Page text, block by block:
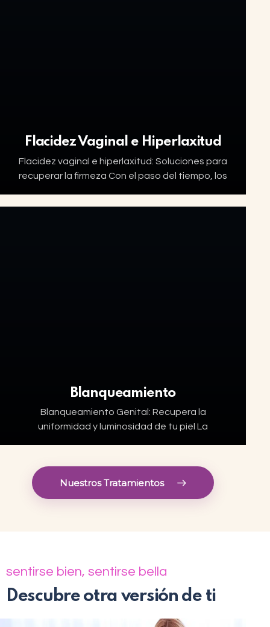
Flacidez Vaginal e Hiperlaxitud
Flacidez vaginal e hiperlaxitud: Soluciones para
recuperar la firmeza Con el paso del tiempo, los
factores genéticos pueden provocar una
Blanqueamiento
Blanqueamiento Genital: Recupera la
uniformidad y luminosidad de tu piel La
muchas personas. Factores como el paso…
Nuestros Tratamientos
sentirse bien, sentirse bella
Descubre otra versión de ti